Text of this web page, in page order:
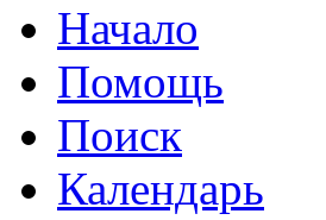
Начало
Помощь
Поиск
Календарь